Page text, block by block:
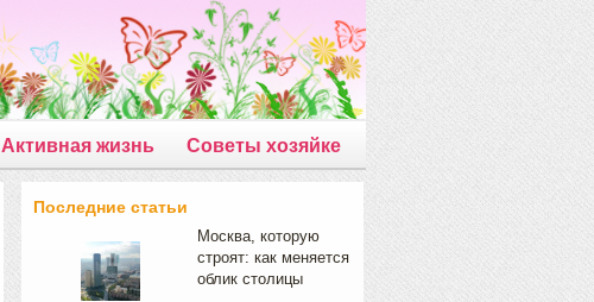
Активная жизнь Советы хозяйке
Последние статьи
Москва, которую
строят: как меняется
облик столицы